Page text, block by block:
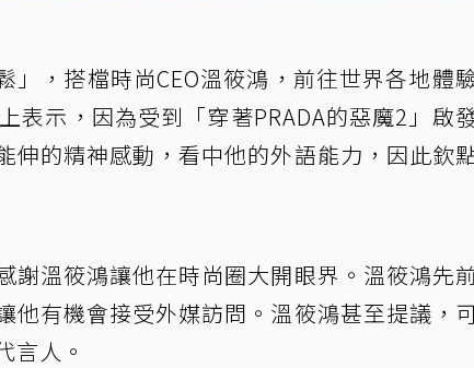
」，搭檔時尚CEO溫筱鴻，前往世界各地體
表示，因為受到「穿著PRADA的惡魔2」啟
伸的精神感動，看中他的外語能力，因此欽
謝溫筱鴻讓他在時尚圈大開眼界。溫筱鴻先
他有機會接受外媒訪問。溫筱鴻甚至提議，
言人。